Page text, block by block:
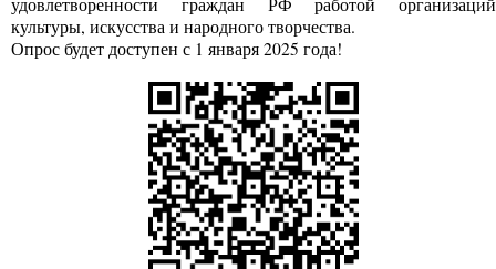
культуры, искусства и народного творчества.
Опрос будет доступен с 1 января 2025 года!